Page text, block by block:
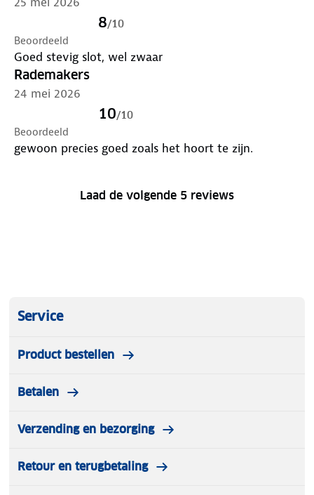
8/10
Beoordeeld
Goed stevig slot, wel zwaar
Rademakers
24 mei 2026
10/10
Beoordeeld
gewoon precies goed zoals het hoort te zijn.
Laad de volgende 5 reviews
Service
Product bestellen
Betalen
Verzending en bezorging
Retour en terugbetaling